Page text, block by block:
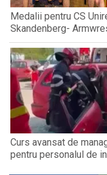
Medalii pentru CS
Skandenberg-
Curs avansat de
pentru personalul de